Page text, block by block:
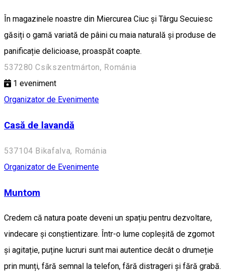
În magazinele noastre din Miercurea Ciuc și Târgu Secuiesc
găsiți o gamă variată de pâini cu maia naturală și produse de
panificație delicioase, proaspăt coapte.
537280 Csíkszentmárton, Románia
1 eveniment
Organizator de Evenimente
Casă de lavandă
537104 Bikafalva, Románia
Organizator de Evenimente
Muntom
Credem că natura poate deveni un spațiu pentru dezvoltare,
vindecare și conștientizare. Într-o lume copleșită de zgomot
și agitație, puține lucruri sunt mai autentice decât o drumeție
prin munți, fără semnal la telefon, fără distrageri și fără grabă.